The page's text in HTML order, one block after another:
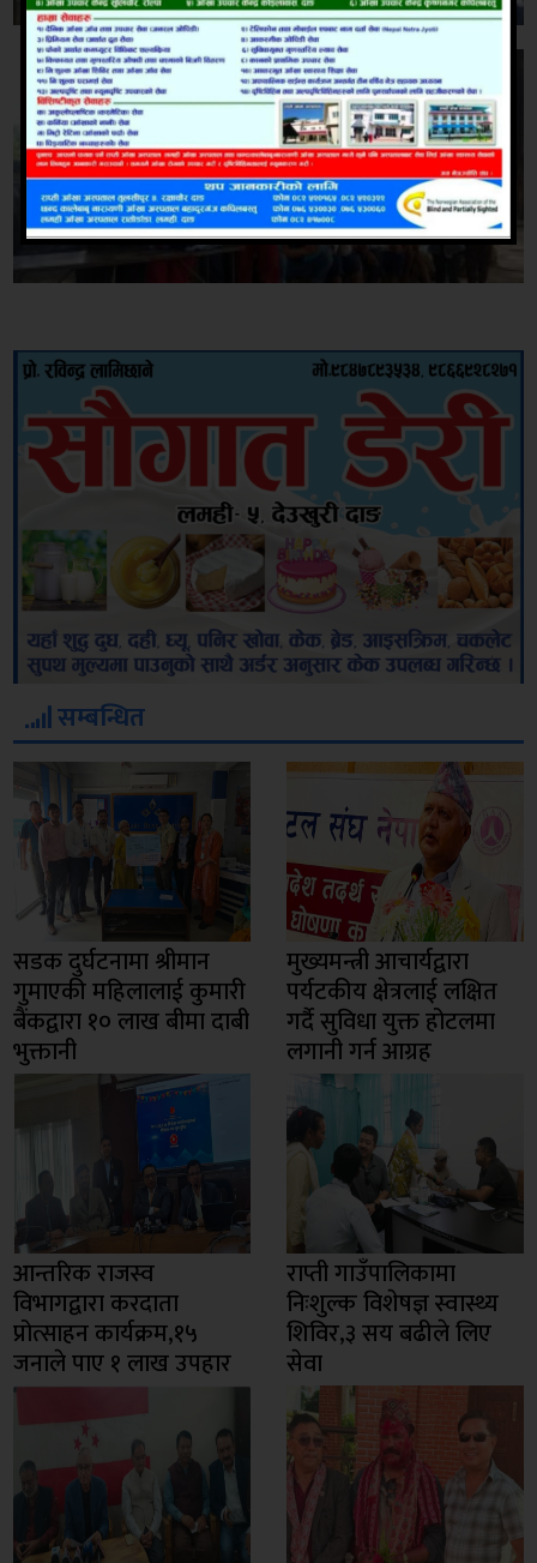
सम्बन्धित
सडक दुर्घटनामा श्रीमान
गुमाएकी महिलालाई कुमारी
बैंकद्वारा १० लाख बीमा दाबी
भुक्तानी
मुख्यमन्त्री आचार्यद्वारा
पर्यटकीय क्षेत्रलाई लक्षित
गर्दै सुविधा युक्त होटलमा
लगानी गर्न आग्रह
आन्तरिक राजस्व
विभागद्वारा करदाता
प्रोत्साहन कार्यक्रम,१५
जनाले पाए १ लाख उपहार
राप्ती गाउँपालिकामा
निःशुल्क विशेषज्ञ स्वास्थ्य
शिविर,३ सय बढीले लिए
सेवा